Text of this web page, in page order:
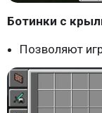
Ботинки с
Позволяют